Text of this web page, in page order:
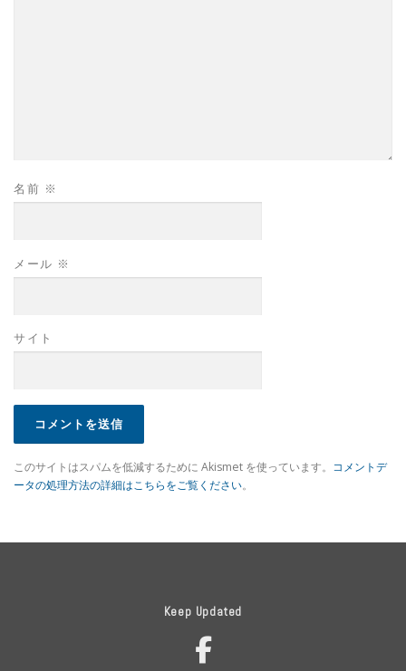
名前 ※
メール ※
サイト
このサイトはスパムを低減するために Akismet を使っています。 コメントデ
ータの処理方法の詳細はこちらをご覧ください。
Keep Updated